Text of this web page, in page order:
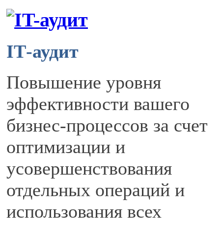
IТ-аудит
Повышение уровня
эффективности вашего
бизнес-процессов за счет
оптимизации и
усовершенствования
отдельных операций и
использования всех